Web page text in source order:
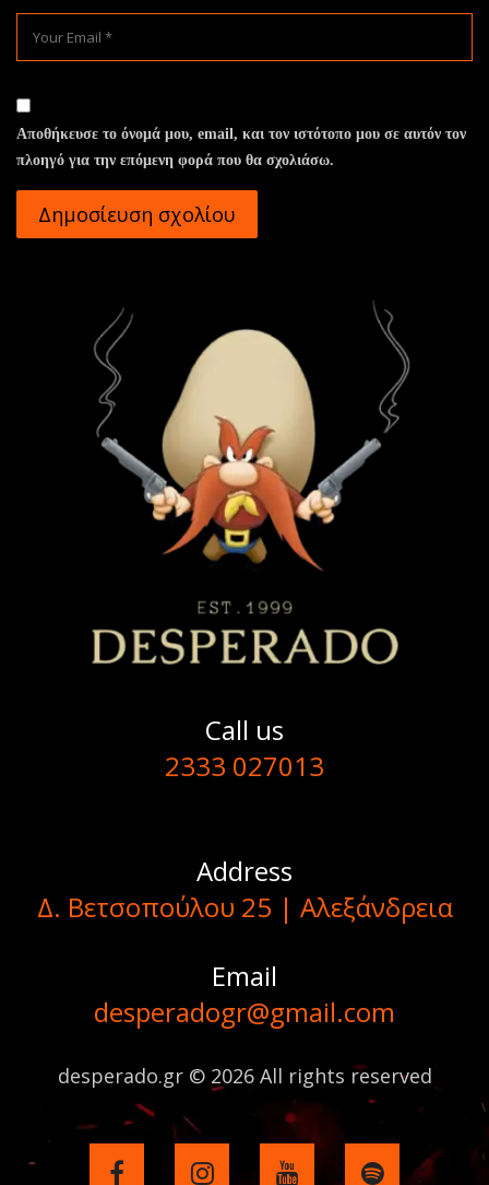
Αποθήκευσε το όνομά μου, email, και τον ιστότοπο μου σε αυτόν τον
πλοηγό για την επόμενη φορά που θα σχολιάσω.
Call us
2333 027013
Address
Δ. Βετσοπούλου 25 | Αλεξάνδρεια
Email
desperadogr@gmail.com
desperado.gr © 2026 All rights reserved